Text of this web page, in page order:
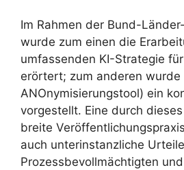
Im Rahmen der Bund-
wurde zum einen die
umfassenden KI-Strategie
erörtert; zum anderen wurde
ANOnymisierungstool) ein
vorgestellt. Eine durch
breite
auch unterinstanzliche
Prozessbevollmächtigten